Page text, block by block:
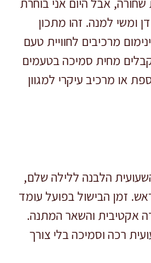
ומשי למנה. זהו מתכון
מרכיבים לחוויית טעם
מחית סמיכה בטעמים
או מרכיב עיקרי למגוון
הלבנה ללילה שלם,
זמן הבישול בפועל עומד
15 דקות עבודה אקטיבית והשאר המתנה.
רכה וסמיכה בלי צורך